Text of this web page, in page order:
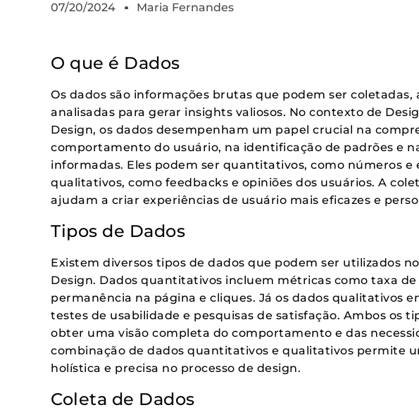
07/20/2024 Maria Fernandes
O que é Dados
Os dados são informações brutas que podem ser coletadas,
analisadas para gerar insights valiosos. No contexto de
Design, os dados desempenham um papel crucial na
comportamento do usuário, na identificação de padrões e
informadas. Eles podem ser quantitativos, como números e
qualitativos, como feedbacks e opiniões dos usuários. A
ajudam a criar experiências de usuário mais eficazes e
Tipos de Dados
Existem diversos tipos de dados que podem ser utilizados
Design. Dados quantitativos incluem métricas como taxa
permanência na página e cliques. Já os dados qualitativos
testes de usabilidade e pesquisas de satisfação. Ambos os
obter uma visão completa do comportamento e das
combinação de dados quantitativos e qualitativos permite
holística e precisa no processo de design.
Coleta de Dados